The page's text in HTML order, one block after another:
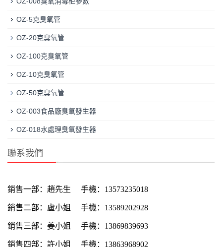
OZ-5克臭氧管
OZ-20克臭氧管
OZ-100克臭氧管
OZ-10克臭氧管
OZ-50克臭氧管
OZ-003食品廠臭氧發生器
OZ-018水處理臭氧發生器
聯系我們
銷售一部： 趙先生 手機：13573235018
銷售二部： 盧小姐 手機：13589202928
銷售三部： 姜小姐 手機：13869839693
銷售四部： 許小姐 手機：13863968902